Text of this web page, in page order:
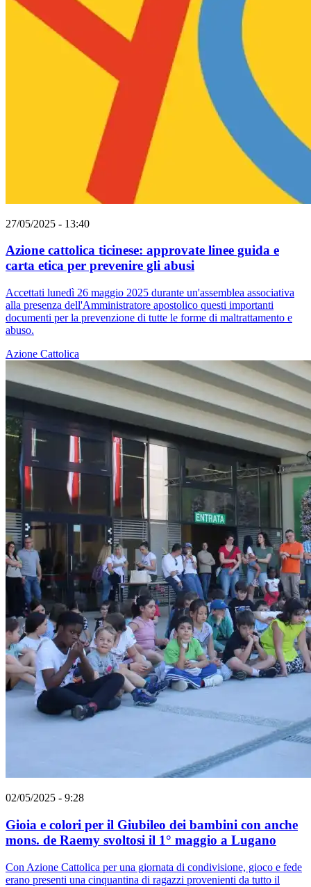
27/05/2025 - 13:40
Azione cattolica ticinese: approvate linee guida e
carta etica per prevenire gli abusi
Accettati lunedì 26 maggio 2025 durante un'assemblea associativa
alla presenza dell'Amministratore apostolico questi importanti
documenti per la prevenzione di tutte le forme di maltrattamento e
abuso.
Azione Cattolica
02/05/2025 - 9:28
Gioia e colori per il Giubileo dei bambini con anche
mons. de Raemy svoltosi il 1° maggio a Lugano
Con Azione Cattolica per una giornata di condivisione, gioco e fede
erano presenti una cinquantina di ragazzi provenienti da tutto il